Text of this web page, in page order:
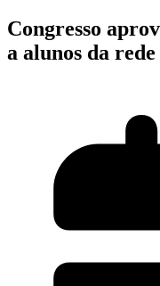
Congresso
a alunos da